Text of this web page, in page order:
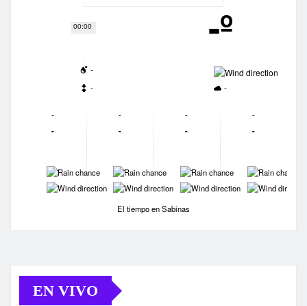
00:00 -º
-
-
-
-
-
-
-
-
-
-
-
-
-
-
-
-
-
-
-
-
El tiempo en Sabinas
EN VIVO